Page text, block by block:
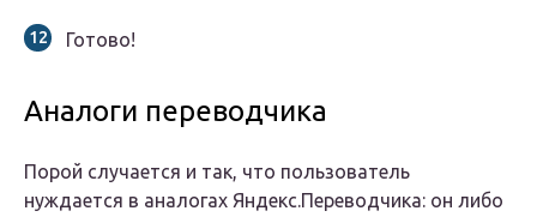
Готово!
Аналоги переводчика
Порой случается и так, что пользователь
нуждается в аналогах Яндекс.Переводчика: он либо